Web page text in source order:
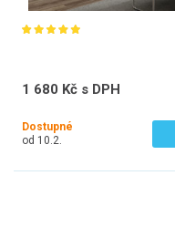
1 680 Kč s DPH
Dostupné
od 10.2.